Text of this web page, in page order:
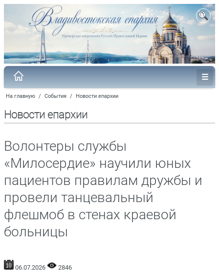
На главную / События / Новости епархии
Новости епархии
Волонтеры службы
«Милосердие» научили юных
пациентов правилам дружбы и
провели танцевальный
флешмоб в стенах краевой
больницы
06.07.2026 2846